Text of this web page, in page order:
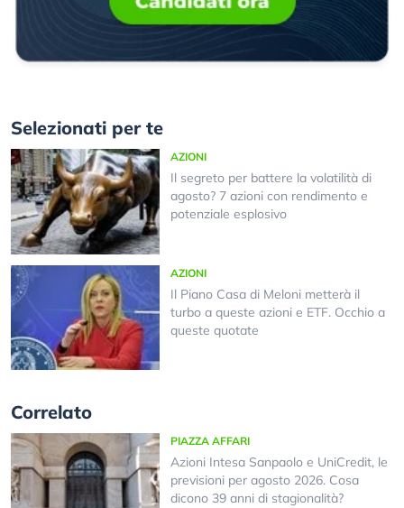
Selezionati per te
AZIONI
Il segreto per battere la volatilità di
agosto? 7 azioni con rendimento e
potenziale esplosivo
AZIONI
Il Piano Casa di Meloni metterà il
turbo a queste azioni e ETF. Occhio a
queste quotate
Correlato
PIAZZA AFFARI
Azioni Intesa Sanpaolo e UniCredit, le
previsioni per agosto 2026. Cosa
dicono 39 anni di stagionalità?